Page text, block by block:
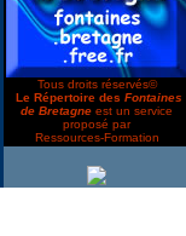
Tous droits réservés©
Le Répertoire des Fontaines
de Bretagne est un service
proposé par
Ressources-Formation